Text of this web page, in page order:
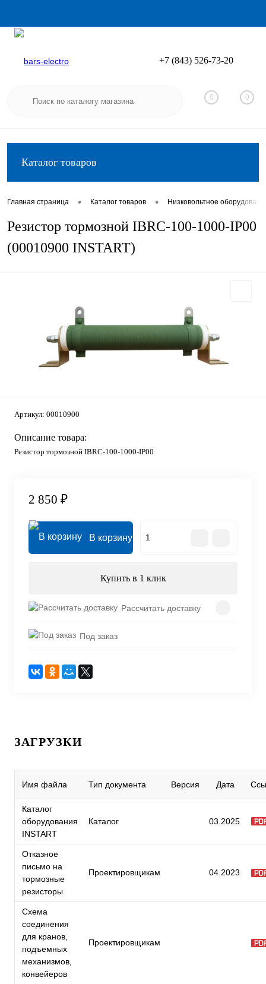
Вход
+7 (843) 526-73-20
0 0
Каталог товаров
Главная страница • Каталог товаров • Низковольтное
Резистор тормозной IBRC-100-1000-IP00
(00010900 INSTART)
Артикул: 00010900
Описание товара:
Резистор тормозной IBRC-100-1000-IP00
2 850 ₽
В корзину
Купить в 1 клик
Рассчитать доставку
Под заказ
ЗАГРУЗКИ
Имя файла Тип документа Версия Дата
Каталог
оборудования
INSTART
Каталог 03.2025
Отказное
письмо на
тормозные
резисторы
Проектировщикам 04.2023
Схема
соединения
для кранов,
подъемных
механизмов,
конвейеров
Проектировщикам